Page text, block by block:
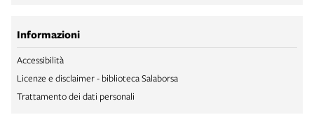
Informazioni
Accessibilità
Licenze e disclaimer - biblioteca Salaborsa
Trattamento dei dati personali